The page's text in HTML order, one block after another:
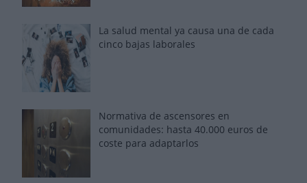
La salud mental ya causa una de cada
cinco bajas laborales
Normativa de ascensores en
comunidades: hasta 40.000 euros de
coste para adaptarlos